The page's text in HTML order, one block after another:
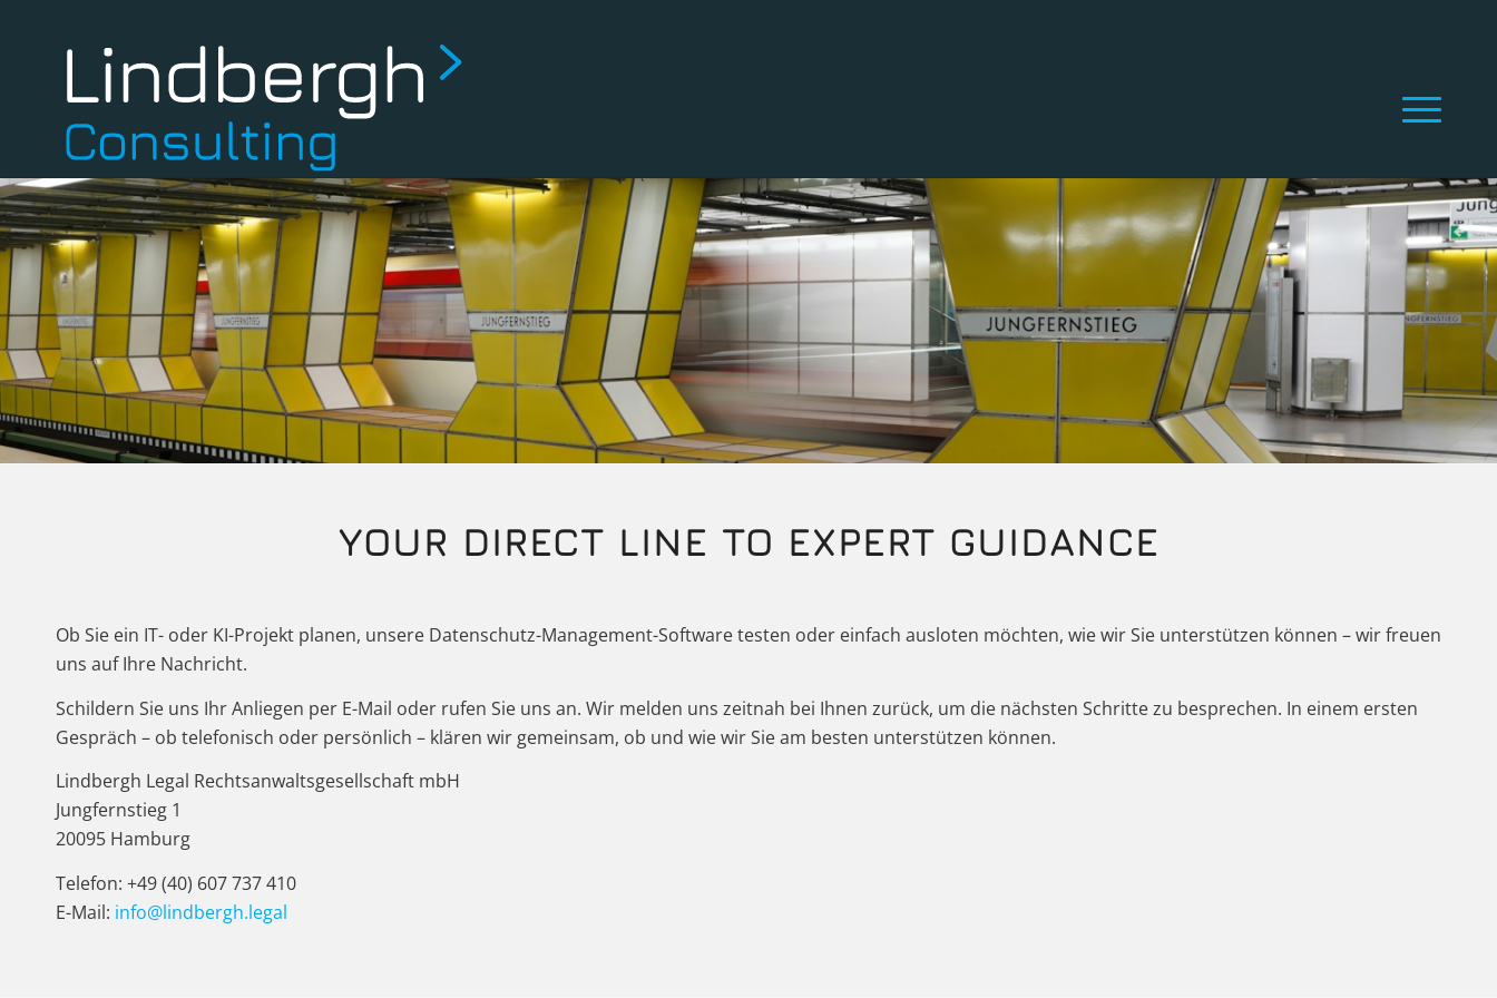
YOUR DIRECT LINE TO EXPERT GUIDANCE
Ob Sie ein IT- oder KI-Projekt planen, unsere Datenschutz-Management-Software testen oder einfach ausloten möchten, wie wir Sie unterstützen können – wir freuen
uns auf Ihre Nachricht.
Schildern Sie uns Ihr Anliegen per E-Mail oder rufen Sie uns an. Wir melden uns zeitnah bei Ihnen zurück, um die nächsten Schritte zu besprechen. In einem ersten
Gespräch – ob telefonisch oder persönlich – klären wir gemeinsam, ob und wie wir Sie am besten unterstützen können.
Lindbergh Legal Rechtsanwaltsgesellschaft mbH
Jungfernstieg 1
20095 Hamburg
Telefon: +49 (40) 607 737 410
E-Mail: info@lindbergh.legal